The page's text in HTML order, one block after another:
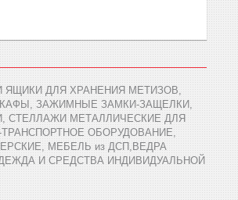
ДЛЯ ХРАНЕНИЯ МЕТИЗОВ,
ЗАЖИМНЫЕ ЗАМКИ-ЗАЩЕЛКИ,
СТЕЛЛАЖИ МЕТАЛЛИЧЕСКИЕ ДЛЯ
ОБОРУДОВАНИЕ,
МЕБЕЛЬ из ДСП,ВЕДРА
И СРЕДСТВА ИНДИВИДУАЛЬНОЙ